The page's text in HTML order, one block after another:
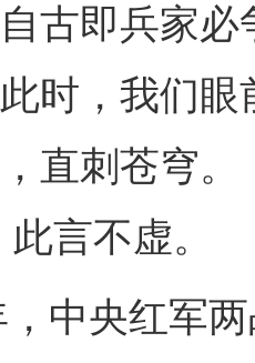
即兵家必
时，我们
，直刺苍穹
言不虚。
央红军两